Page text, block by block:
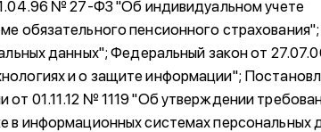
№ 27-ФЗ "Об индивидуальном учете
обязательного пенсионного
данных"; Федеральный закон от
и о защите информации";
01.11.12 № 1119 "Об утверждении
в информационных системах персональных